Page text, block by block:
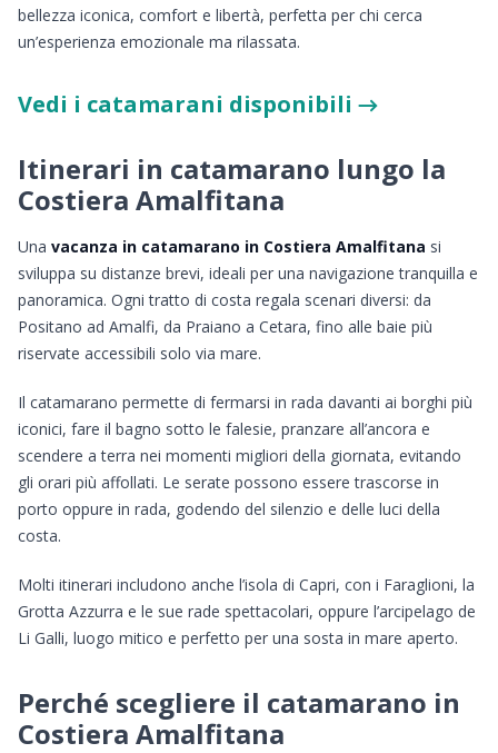
bellezza iconica, comfort e libertà, perfetta per chi cerca
un’esperienza emozionale ma rilassata.
Vedi i catamarani disponibili →
Itinerari in catamarano lungo la
Costiera Amalfitana
Una vacanza in catamarano in Costiera Amalfitana si
sviluppa su distanze brevi, ideali per una navigazione tranquilla e
panoramica. Ogni tratto di costa regala scenari diversi: da
Positano ad Amalfi, da Praiano a Cetara, fino alle baie più
riservate accessibili solo via mare.
Il catamarano permette di fermarsi in rada davanti ai borghi più
iconici, fare il bagno sotto le falesie, pranzare all’ancora e
scendere a terra nei momenti migliori della giornata, evitando
gli orari più affollati. Le serate possono essere trascorse in
porto oppure in rada, godendo del silenzio e delle luci della
costa.
Molti itinerari includono anche l’isola di Capri, con i Faraglioni, la
Grotta Azzurra e le sue rade spettacolari, oppure l’arcipelago de
Li Galli, luogo mitico e perfetto per una sosta in mare aperto.
Perché scegliere il catamarano in
Costiera Amalfitana